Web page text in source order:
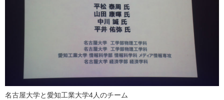
名古屋大学と愛知工業大学4人のチーム